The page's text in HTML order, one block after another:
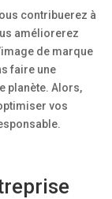
contribuerez à
améliorerez
de marque
faire une
planète. Alors,
vos